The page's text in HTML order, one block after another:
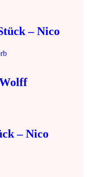
– Nico
– Nico